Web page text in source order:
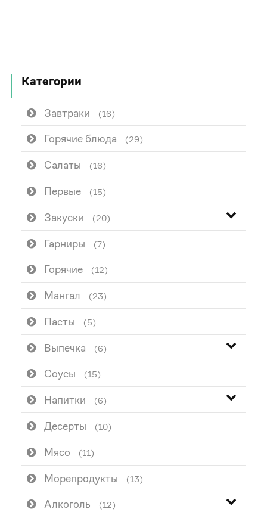
Категории
Завтраки (16)
Горячие блюда (29)
Салаты (16)
Первые (15)
Закуски (20)
Гарниры (7)
Горячие (12)
Мангал (23)
Пасты (5)
Выпечка (6)
Соусы (15)
Напитки (6)
Десерты (10)
Мясо (11)
Морепродукты (13)
Алкоголь (12)